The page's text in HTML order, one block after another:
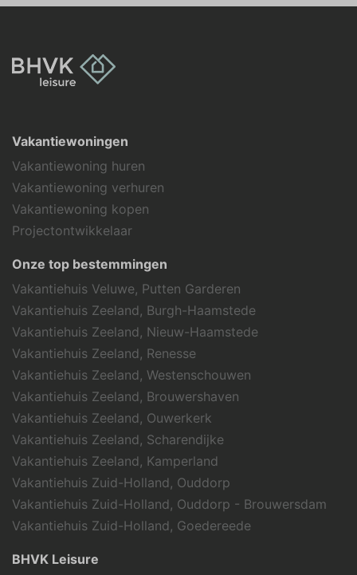
Vakantiewoningen
Vakantiewoning huren
Vakantiewoning verhuren
Vakantiewoning kopen
Projectontwikkelaar
Onze top bestemmingen
Vakantiehuis Veluwe, Putten Garderen
Vakantiehuis Zeeland, Burgh-Haamstede
Vakantiehuis Zeeland, Nieuw-Haamstede
Vakantiehuis Zeeland, Renesse
Vakantiehuis Zeeland, Westenschouwen
Vakantiehuis Zeeland, Brouwershaven
Vakantiehuis Zeeland, Ouwerkerk
Vakantiehuis Zeeland, Scharendijke
Vakantiehuis Zeeland, Kamperland
Vakantiehuis Zuid-Holland, Ouddorp
Vakantiehuis Zuid-Holland, Ouddorp - Brouwersdam
Vakantiehuis Zuid-Holland, Goedereede
BHVK Leisure